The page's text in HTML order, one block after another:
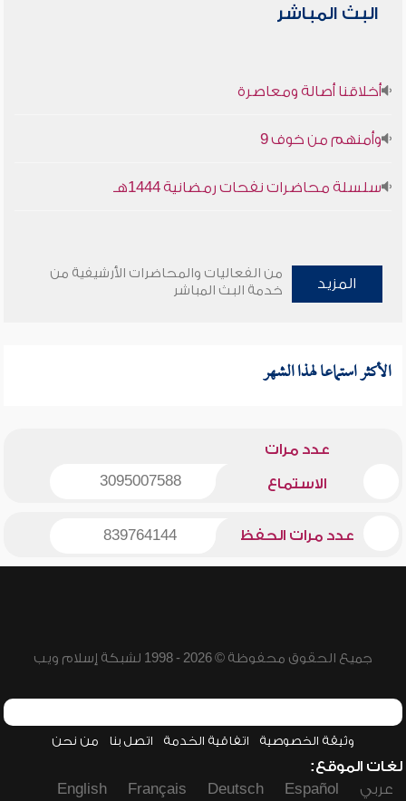
البث المباشر
أخلاقنا أصالة ومعاصرة
وأمنهم من خوف 9
سلسلة محاضرات نفحات رمضانية 1444هـ
المزيد
من الفعاليات والمحاضرات الأرشيفية من
خدمة البث المباشر
الأكثر استماعا لهذا الشهر
عدد مرات
الاستماع 3095007588
عدد مرات الحفظ 839764144
جميع الحقوق محفوظة © 2026 - 1998 لشبكة إسلام ويب
وثيقة الخصوصية اتفاقية الخدمة اتصل بنا من نحن
لغات الموقع:
عربي
Español
Deutsch
Français
English